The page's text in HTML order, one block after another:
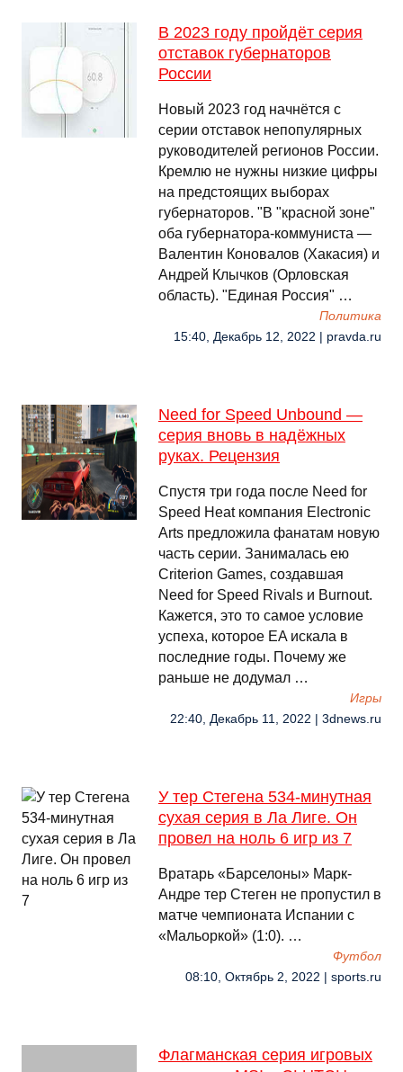
В 2023 году пройдёт серия
отставок губернаторов
России
Новый 2023 год начнётся с
серии отставок непопулярных
руководителей регионов России.
Кремлю не нужны низкие цифры
на предстоящих выборах
губернаторов. "В "красной зоне"
оба губернатора-коммуниста —
Валентин Коновалов (Хакасия) и
Андрей Клычков (Орловская
область). "Единая Россия" …
Политика
15:40, Декабрь 12, 2022 | pravda.ru
Need for Speed Unbound —
серия вновь в надёжных
руках. Рецензия
Спустя три года после Need for
Speed Heat компания Electronic
Arts предложила фанатам новую
часть серии. Занималась ею
Criterion Games, создавшая
Need for Speed Rivals и Burnout.
Кажется, это то самое условие
успеха, которое EA искала в
последние годы. Почему же
раньше не додумал …
Игры
22:40, Декабрь 11, 2022 | 3dnews.ru
У тер Стегена 534-минутная
сухая серия в Ла Лиге. Он
провел на ноль 6 игр из 7
Вратарь «Барселоны» Марк-
Андре тер Стеген не пропустил в
матче чемпионата Испании с
«Мальоркой» (1:0). …
Футбол
08:10, Октябрь 2, 2022 | sports.ru
Флагманская серия игровых